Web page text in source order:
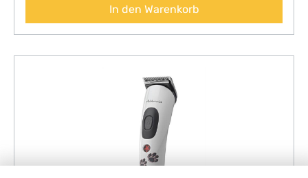
In den Warenkorb